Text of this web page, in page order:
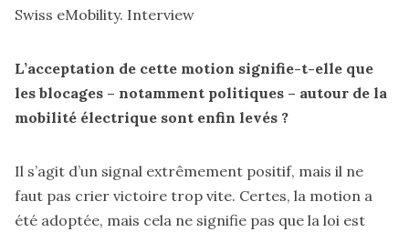
Swiss eMobility. Interview
L’acceptation de cette motion signifie-t-elle que
les blocages – notamment politiques – autour de la
mobilité électrique sont enfin levés ?
Il s’agit d’un signal extrêmement positif, mais il ne
faut pas crier victoire trop vite. Certes, la motion a
été adoptée, mais cela ne signifie pas que la loi est